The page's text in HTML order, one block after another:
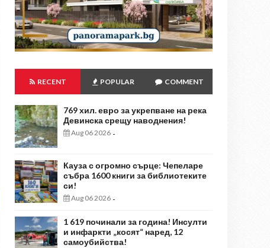
RECENT POPULAR COMMENT
769 хил. евро за укрепване на река
Девинска срещу наводнения!
Aug 06 2026 -
Кауза с огромно сърце: Чепеларе
събра 1600 книги за библиотеките
си!
Aug 06 2026 -
1 619 починали за година! Инсулти
и инфаркти „косят“ наред, 12
самоубийства!